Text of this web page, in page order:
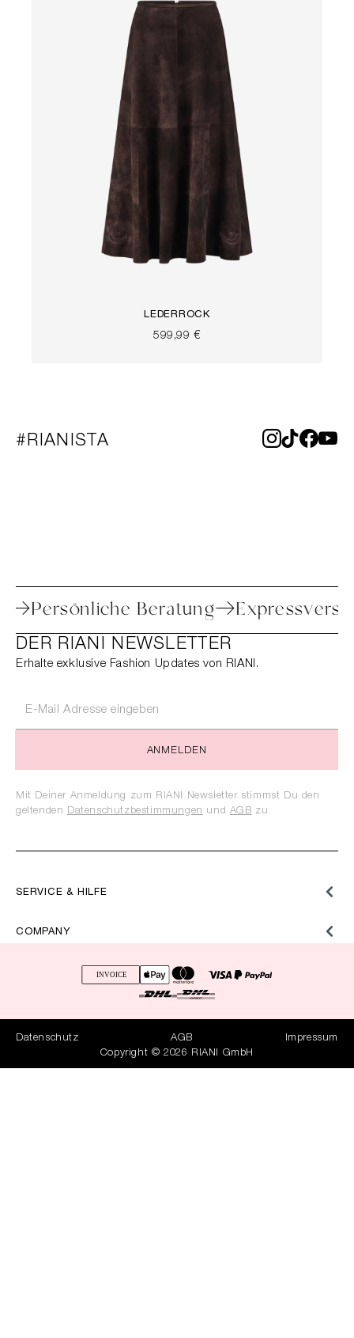
LEDERROCK
599,99 €
#RIANISTA
Persönliche Beratung
SERVICE & HILFE
COMPANY
DER RIANI NEWSLETTER
Erhalte exklusive Fashion Updates von RIANI.
ANMELDEN
Mit Deiner Anmeldung zum RIANI Newsletter stimmst Du den
geltenden Datenschutzbestimmungen und AGB zu.
Datenschutz AGB
Impressum
Copyright © 2026 RIANI GmbH